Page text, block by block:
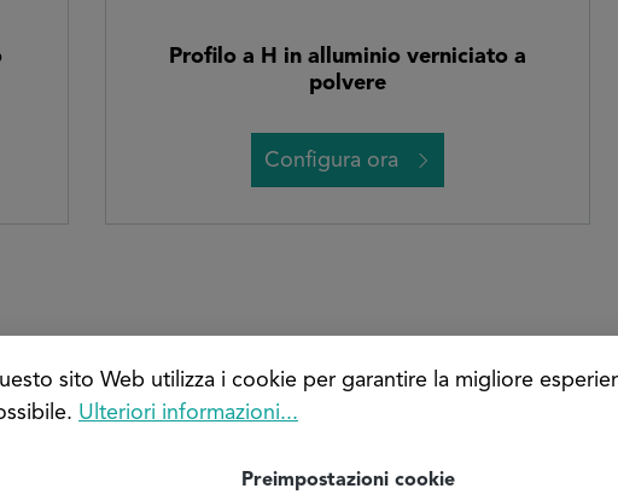
Profilo a H in alluminio verniciato a
polvere
Configura ora
Prodotti in alluminio più diffusi
sito Web utilizza i cookie per garantire la migliore
Ulteriori informazioni...
Preimpostazioni cookie